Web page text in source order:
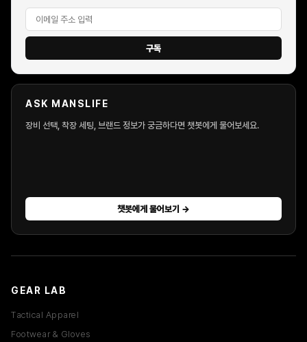
네이버·카카오·구글 로그인 지원하나요?
회원가입 시 실명을 입력해야 하나요?
비밀번호를 잊어버렸을 경우 어떻게 하나요?
상품 결제는 어떤 방식으로 가능한가요?
배송 조회는 어디서 확인할 수 있나요?
EDC 세팅은 어떤 기준으로 구성하나요?
구독
ASK MANSLIFE
장비 선택, 착장 세팅, 브랜드 정보가 궁금하다면 챗봇에게 물어보세요.
챗봇에게 물어보기 →
GEAR LAB
Tactical Apparel
Footwear & Gloves